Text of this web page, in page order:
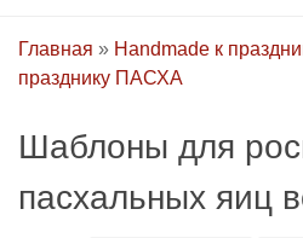
Главная » Handmade к
празднику ПАСХA
Шаблоны для
пасхальных яиц